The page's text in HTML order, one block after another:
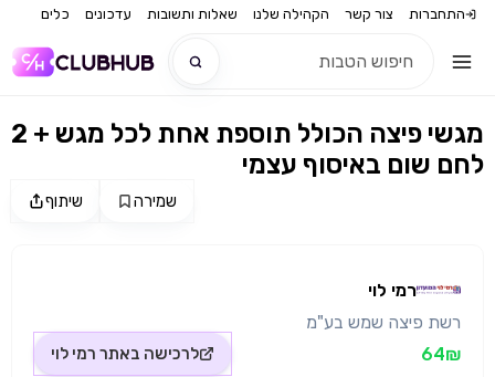
התחברות צור קשר הקהילה שלנו שאלות ותשובות עדכונים כלים
שיתוף שמירה
2 מגשי פיצה הכולל תוספת אחת לכל מגש +
לחם שום באיסוף עצמי
רמי לוי
רשת פיצה שמש בע"מ
64₪
לרכישה באתר רמי לוי